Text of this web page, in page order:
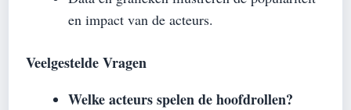
en impact van de acteurs.
Veelgestelde Vragen
Welke acteurs spelen de hoofdrollen?